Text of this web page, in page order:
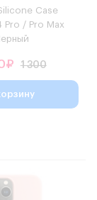
Case
Pro / Pro Max
1 300